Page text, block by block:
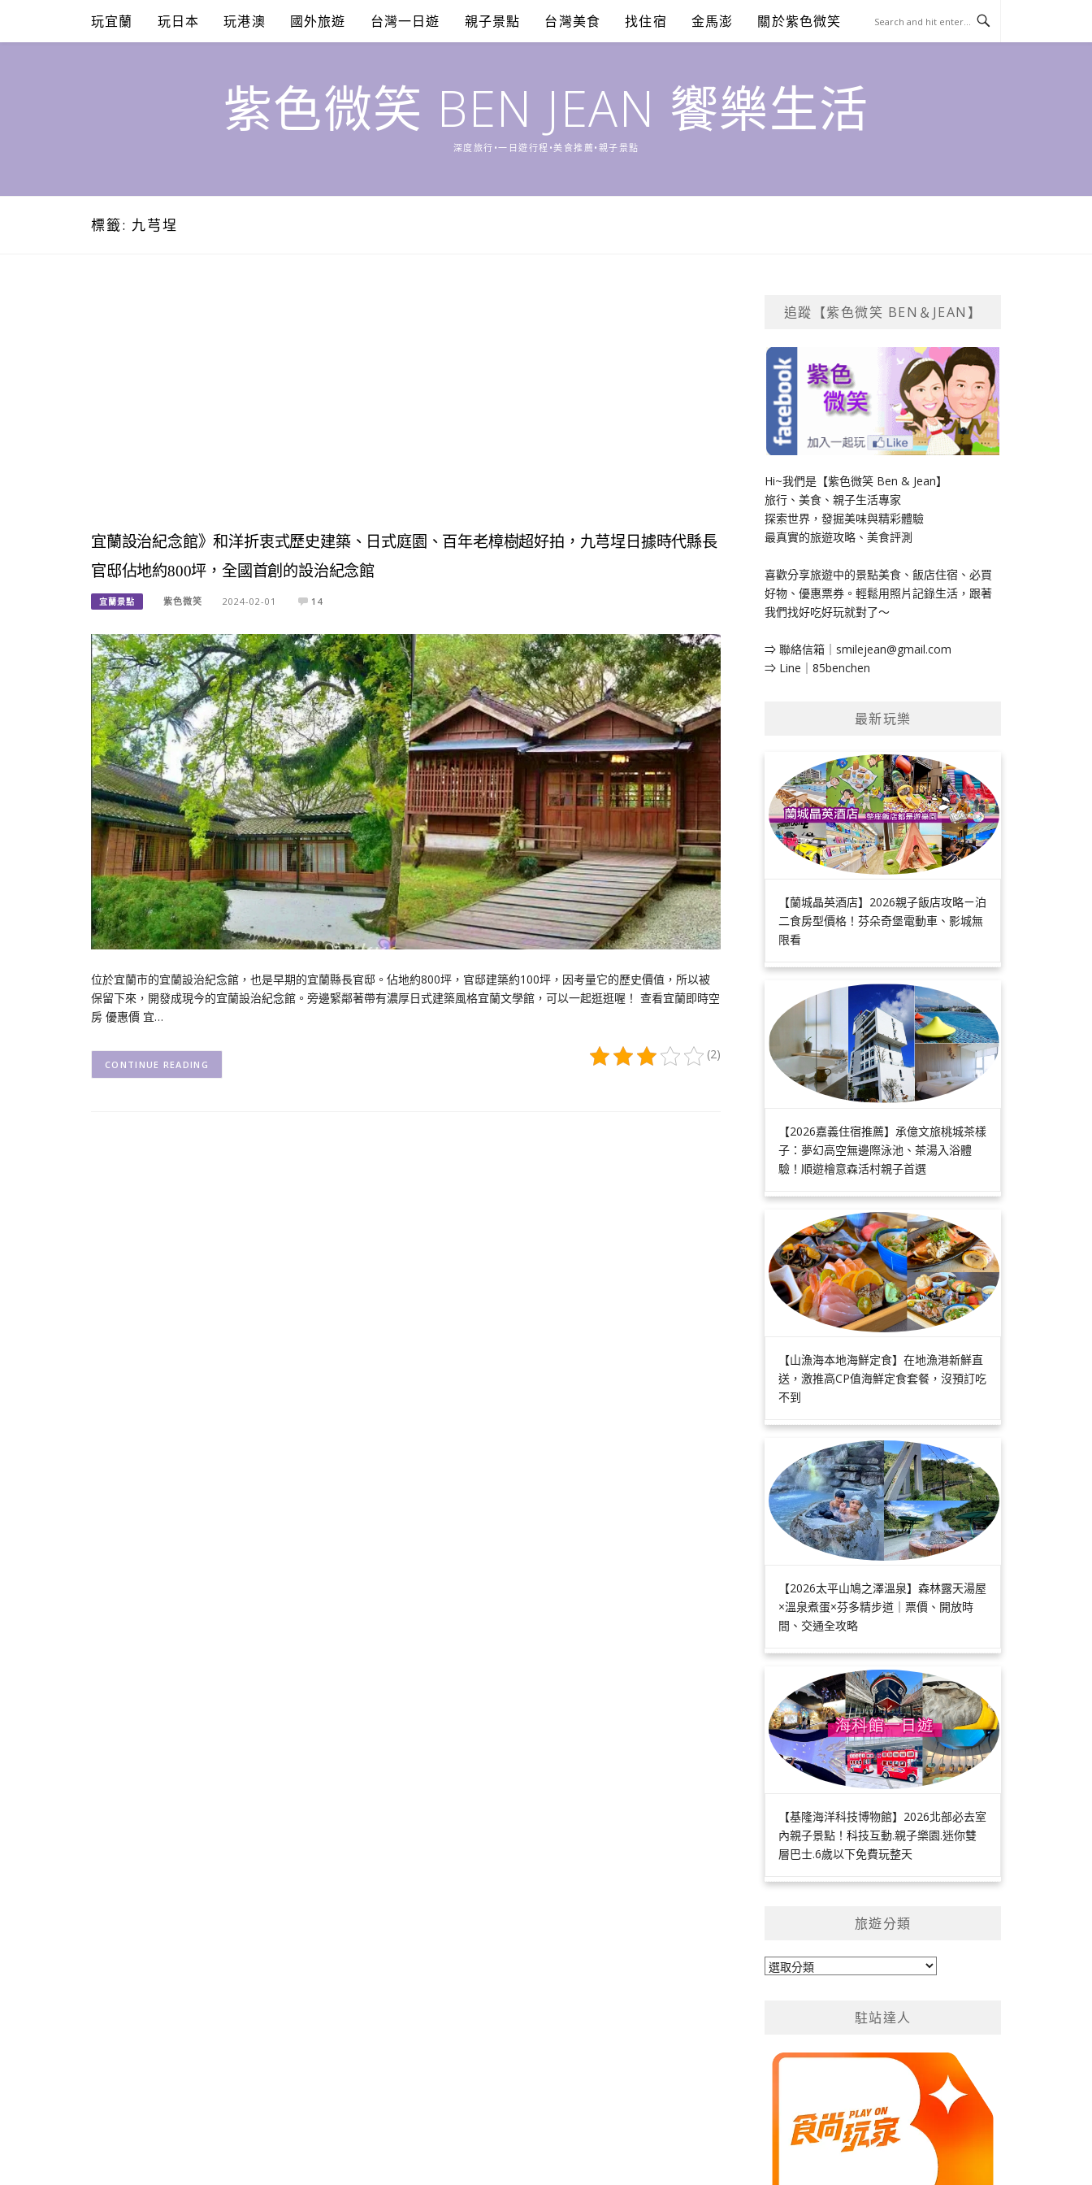
content
玩宜蘭 玩日本 玩港澳 國外旅遊 台灣一日遊 親子景點 台灣美食 找住宿 金馬澎 關於紫色微笑
紫色微笑 BEN JEAN 饗樂生活
深度旅行•一日遊行程•美食推薦•親子景點
標籤: 九芎埕
宜蘭設治紀念館》和洋折衷式歷史建築、日式庭園、百年老樟樹超好拍，九芎埕日據時代縣長
官邸佔地約800坪，全國首創的設治紀念館
宜蘭景點 紫色微笑 2024-02-01 14
位於宜蘭市的宜蘭設治紀念館，也是早期的宜蘭縣長官邸。佔地約800坪，官邸建築約100坪，因考量它的歷史價值，所以被
保留下來，開發成現今的宜蘭設治紀念館。旁邊緊鄰著帶有濃厚日式建築風格宜蘭文學館，可以一起逛逛喔！ 查看宜蘭即時空
房 優惠價 宜…
(2)
CONTINUE READING
追蹤【紫色微笑 BEN＆JEAN】
Hi~我們是【紫色微笑 Ben & Jean】
旅行、美食、親子生活專家
探索世界，發掘美味與精彩體驗
最真實的旅遊攻略、美食評測
喜歡分享旅遊中的景點美食、飯店住宿、必買
好物、優惠票券。輕鬆用照片記錄生活，跟著
我們找好吃好玩就對了～
⇒ 聯絡信箱｜ smilejean@gmail.com
⇒ Line｜85benchen
最新玩樂
【蘭城晶英酒店】2026親子飯店攻略ㄧ泊
二食房型價格！芬朵奇堡電動車、影城無
限看
【2026嘉義住宿推薦】承億文旅桃城茶樣
子：夢幻高空無邊際泳池、茶湯入浴體
驗！順遊檜意森活村親子首選
【山漁海本地海鮮定食】在地漁港新鮮直
送，激推高CP值海鮮定食套餐，沒預訂吃
不到
【2026太平山鳩之澤溫泉】森林露天湯屋
×溫泉煮蛋×芬多精步道｜票價、開放時
間、交通全攻略
【基隆海洋科技博物館】2026北部必去室
內親子景點！科技互動.親子樂園.迷你雙
層巴士.6歲以下免費玩整天
旅遊分類
旅
駐站達人